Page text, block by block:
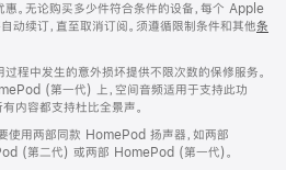
。无论购买多少件符合条件的设备，每个 Apple
动续订，直至取消订阅。须遵循限制条件和其他条
中发生的意外损坏提供不限次数的保修服务。
(第一代) 上，空间音频适用于支持此功
内容都支持杜比全景声。
用两部同款 HomePod 扬声器，如两部
(第二代) 或两部 HomePod (第一代)。